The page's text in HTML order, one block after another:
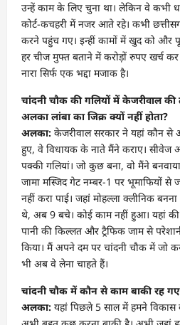
उन्हें काम के लिए चुना था। लेकिन वे
कोर्ट-कचहरी में नजर आते रहे। कभी
करने पहुंच गए। इन्हीं कामों में खुद को और
हर चीज मुफ्त बताने में करोड़ों रुपए खर्च
नारा सिर्फ एक भद्दा मजाक है।
चांदनी चौक की गलियों में केजरीवाल की
अलका लांबा का जिक्र क्यों नहीं होता?
अलका: केजरीवाल सरकार ने यहां कौन से
हुए, वे विधायक के नाते मैंने कराए। सीवेज
पक्की गलियां। जो कुछ बना, वो मैंने
जामा मस्जिद गेट नम्बर-1 पर भूमाफियों से
नहीं करा पाई। जहां मोहल्ला क्लीनिक
थे, अब 9 बचे। कोई काम नहीं हुआ। यहां की
पानी की किल्लत और ट्रैफिक जाम से
किया। मैं अपने दम पर चांदनी चौक में जो
भी अब वे लेना चाहते हैं।
चांदनी चौक में कौन से काम बाकी रह
अलका: यहां पिछले 5 साल में हमने विकास